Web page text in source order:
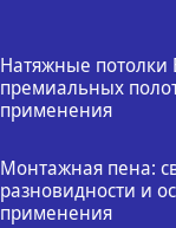
Натяжные потолки
премиальных
применения
Монтажная пена:
разновидности и
применения